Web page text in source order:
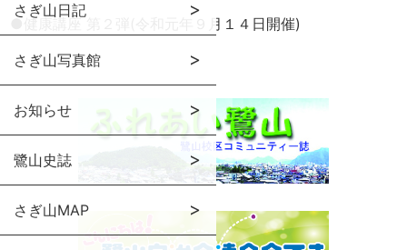
さぎ山日記
さぎ山写真館
お知らせ
鷺山史誌
さぎ山MAP
● 健康講座 第２弾(令和元年９月１４日開催)